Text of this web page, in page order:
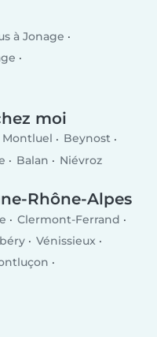
à Jonage
moi
Montluel
Beynost
Balan Niévroz
Rhône-Alpes
Clermont-Ferrand
Vénissieux